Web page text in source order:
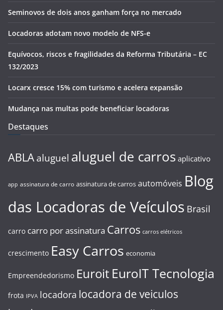
Seminovos de dois anos ganham força no mercado
Locadoras adotam novo modelo de NFS-e
Equívocos, riscos e fragilidades da Reforma Tributária – EC
132/2023
Locarx cresce 15% com turismo e acelera expansão
Mudança nas multas pode beneficiar locadoras
Destaques
ABLA aluguel aluguel de carros aplicativo
app assinatura de carro assinatura de carros automóveis Blog
das Locadoras de Veículos Brasil
carro carro por assinatura Carros carros elétricos
crescimento Easy Carros economia
Empreendedorismo Euroit EuroIT Tecnologia
frota IPVA locadora locadora de veiculos